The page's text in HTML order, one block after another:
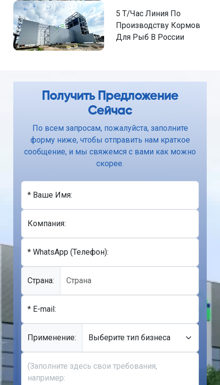
5 Т/Час Линия По
Производству Кормов
Для Рыб В России
Получить Предложение
Сейчас
По всем запросам, пожалуйста, заполните
форму ниже, чтобы отправить нам краткое
сообщение, и мы свяжемся с вами как можно
скорее.
* Ваше Имя:
Компания:
* WhatsApp (Телефон):
Cтрана:
* E-mail:
Применение: